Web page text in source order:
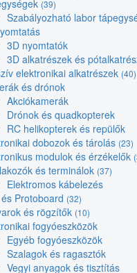
(39)
Szabályozható labor
3D nyomtatók
3D alkatrészek és
elektronikai alkatrészek (40)
és drónok
Akciókamerák
Drónok és quadkopterek
RC helikopterek és repülők
dobozok és tárolás (23)
modulok és érzékelők
és terminálok (37)
Elektromos kábelezés
Protoboard (32)
és rögzítők (10)
fogyóeszközök
Egyéb fogyóeszközök
Szalagok és ragasztók
Vegyi anyagok és tisztítás